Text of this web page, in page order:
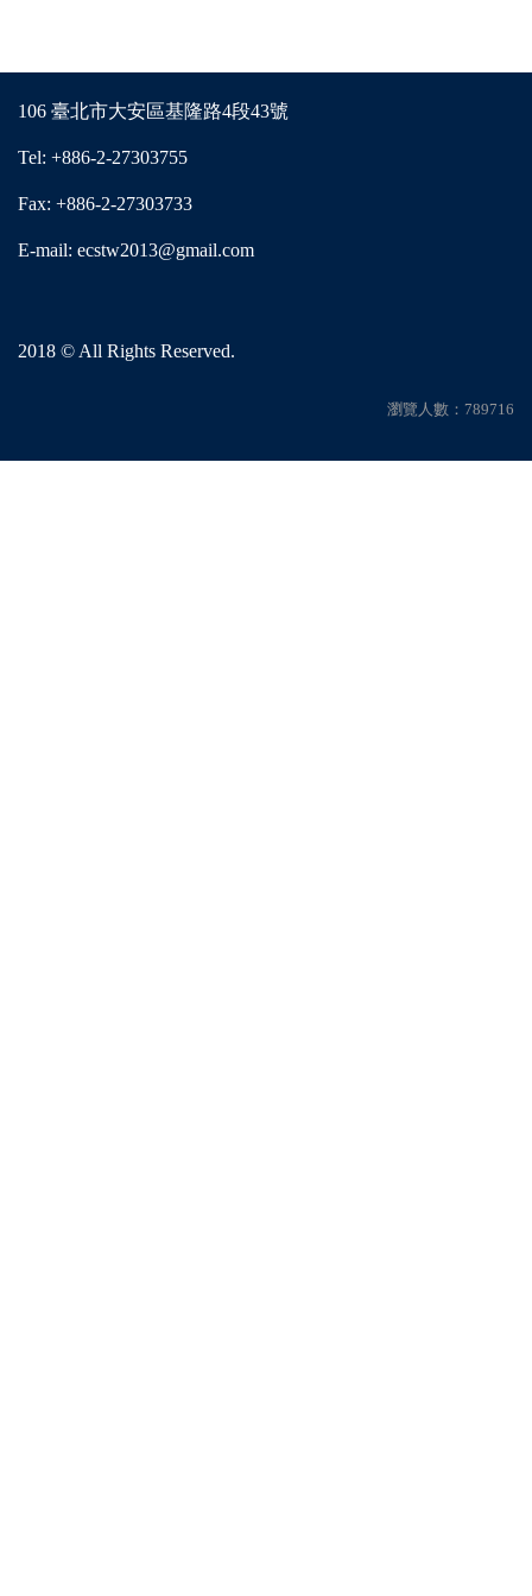
106 臺北市大安區基隆路4段43號
Tel: +886-2-27303755
Fax: +886-2-27303733
E-mail: ecstw2013@gmail.com
2018 © All Rights Reserved.
瀏覽人數：789716